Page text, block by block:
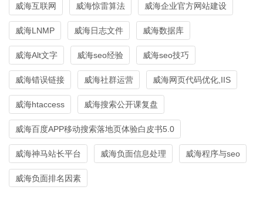
威海互联网 威海惊雷算法 威海企业官方网站建设
威海LNMP 威海日志文件 威海数据库
威海Alt文字 威海seo经验 威海seo技巧
威海错误链接 威海社群运营 威海网页代码优化,IIS
威海htaccess 威海搜索公开课复盘
威海百度APP移动搜索落地页体验白皮书5.0
威海神马站长平台 威海负面信息处理 威海程序与seo
威海负面排名因素